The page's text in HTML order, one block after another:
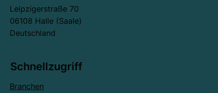
Schnellzugriff
Branchen
Leipzigerstraße 70
06108 Halle (Saale)
Deutschland